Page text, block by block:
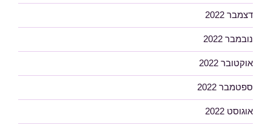
דצמבר 2022
נובמבר 2022
אוקטובר 2022
ספטמבר 2022
אוגוסט 2022